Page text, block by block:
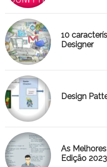
10
Designer
Design
As
Edição 2023